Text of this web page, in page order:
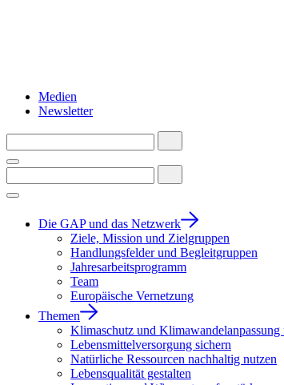
Medien
Newsletter
Die GAP und das Netzwerk
Ziele, Mission und Zielgruppen
Handlungsfelder und Begleitgruppen
Jahresarbeitsprogramm
Team
Europäische Vernetzung
Themen
Klimaschutz und Klimawandelanpassung
Lebensmittelversorgung sichern
Natürliche Ressourcen nachhaltig nutzen
Lebensqualität gestalten